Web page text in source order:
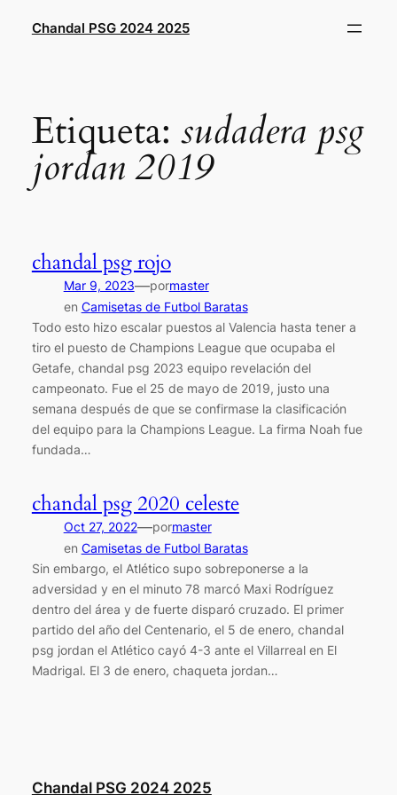
Chandal PSG 2024 2025
Etiqueta: sudadera psg
jordan 2019
chandal psg rojo
Mar 9, 2023—pormaster
en Camisetas de Futbol Baratas
Todo esto hizo escalar puestos al Valencia hasta tener a
tiro el puesto de Champions League que ocupaba el
Getafe, chandal psg 2023 equipo revelación del
campeonato. Fue el 25 de mayo de 2019, justo una
semana después de que se confirmase la clasificación
del equipo para la Champions League. La firma Noah fue
fundada…
chandal psg 2020 celeste
Oct 27, 2022—pormaster
en Camisetas de Futbol Baratas
Sin embargo, el Atlético supo sobreponerse a la
adversidad y en el minuto 78 marcó Maxi Rodríguez
dentro del área y de fuerte disparó cruzado. El primer
partido del año del Centenario, el 5 de enero, chandal
psg jordan el Atlético cayó 4-3 ante el Villarreal en El
Madrigal. El 3 de enero, chaqueta jordan…
Chandal PSG 2024 2025